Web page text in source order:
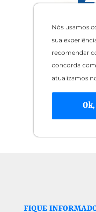
Nós usamos
sua
recomendar
concorda
atualizamos
FIQUE